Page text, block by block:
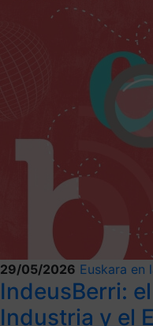
29/05/2026 Euskara en
IndeusBerri:
Industria y el